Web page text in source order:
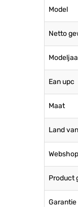
Model
Netto
Ean upc
Maat
Land
Product